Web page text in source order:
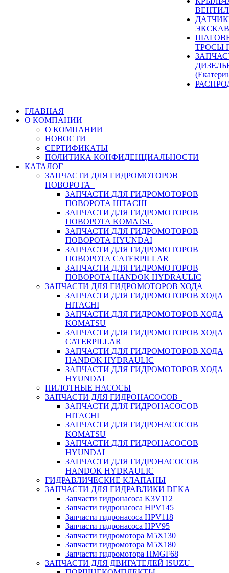
ТРОСЫ
ГЛАВНАЯ
О КОМПАНИИ
О КОМПАНИИ
НОВОСТИ
СЕРТИФИКАТЫ
ПОЛИТИКА КОНФИДЕНЦИАЛЬНОСТИ
КАТАЛОГ
ЗАПЧАСТИ ДЛЯ ГИДРОМОТОРОВ
ПОВОРОТА
ЗАПЧАСТИ ДЛЯ ГИДРОМОТОРОВ
ПОВОРОТА HITACHI
ЗАПЧАСТИ ДЛЯ ГИДРОМОТОРОВ
ПОВОРОТА KOMATSU
ЗАПЧАСТИ ДЛЯ ГИДРОМОТОРОВ
ПОВОРОТА HYUNDAI
ЗАПЧАСТИ ДЛЯ ГИДРОМОТОРОВ
ПОВОРОТА CATERPILLAR
ЗАПЧАСТИ ДЛЯ ГИДРОМОТОРОВ
ПОВОРОТА HANDOK HYDRAULIC
ЗАПЧАСТИ ДЛЯ ГИДРОМОТОРОВ ХОДА
ЗАПЧАСТИ ДЛЯ ГИДРОМОТОРОВ ХОДА
HITACHI
ЗАПЧАСТИ ДЛЯ ГИДРОМОТОРОВ ХОДА
KOMATSU
ЗАПЧАСТИ ДЛЯ ГИДРОМОТОРОВ ХОДА
CATERPILLAR
ЗАПЧАСТИ ДЛЯ ГИДРОМОТОРОВ ХОДА
HANDOK HYDRAULIC
ЗАПЧАСТИ ДЛЯ ГИДРОМОТОРОВ ХОДА
HYUNDAI
ПИЛОТНЫЕ НАСОСЫ
ЗАПЧАСТИ ДЛЯ ГИДРОНАСОСОВ
ЗАПЧАСТИ ДЛЯ ГИДРОНАСОСОВ
HITACHI
ЗАПЧАСТИ ДЛЯ ГИДРОНАСОСОВ
KOMATSU
ЗАПЧАСТИ ДЛЯ ГИДРОНАСОСОВ
HYUNDAI
ЗАПЧАСТИ ДЛЯ ГИДРОНАСОСОВ
HANDOK HYDRAULIC
ГИДРАВЛИЧЕСКИЕ КЛАПАНЫ
ЗАПЧАСТИ ДЛЯ ГИДРАВЛИКИ DEKA
Запчасти гидронасоса K3V112
Запчасти гидронасоса HPV145
Запчасти гидронасоса HPV118
Запчасти гидронасоса HPV95
Запчасти гидромотора M5X130
Запчасти гидромотора M5X180
Запчасти гидромотора HMGF68
ЗАПЧАСТИ ДЛЯ ДВИГАТЕЛЕЙ ISUZU